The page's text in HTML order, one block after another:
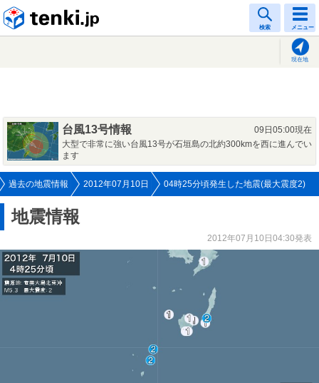
検索 メニュー
現在地
台風13号情報
09日05:00現在
大型で非常に強い台風13号が石垣島の北約300kmを西に進んでい
ます
過去の地震情報 2012年07月10日 04時25分頃発生した地震(最大震度2)
地震情報
2012年07月10日04:30発表